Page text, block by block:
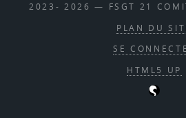
2023- 2026 — FSGT 21
PLAN DU
SE
HTML5 UP